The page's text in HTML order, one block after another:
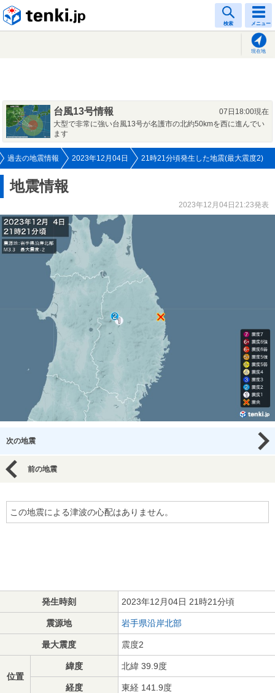
検索 メニュー
現在地
台風13号情報
07日18:00現在
大型で非常に強い台風13号が名護市の北約50kmを西に進んでい
ます
過去の地震情報 2023年12月04日 21時21分頃発生した地震(最大震度2)
地震情報
2023年12月04日21:23発表
次の地震
前の地震
この地震による津波の心配はありません。
発生時刻 2023年12月04日 21時21分頃
震源地 岩手県沿岸北部
最大震度 震度2
位置
緯度 北緯 39.9度
経度 東経 141.9度